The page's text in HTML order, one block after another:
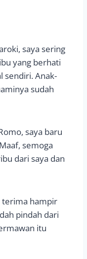
saya sering
yang berhati
sendiri. Anak-
sudah
saya baru
semoga
dari saya dan
terima hampir
pindah dari
itu